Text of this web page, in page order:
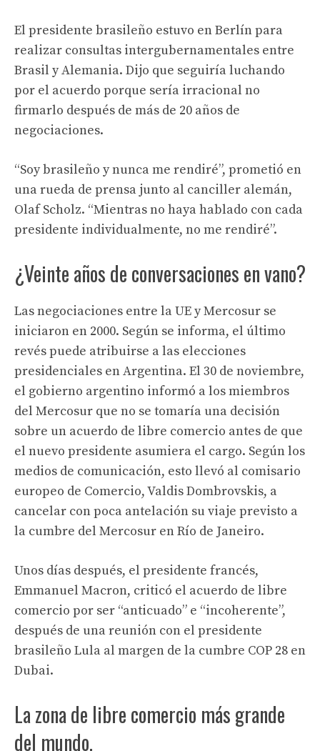
El presidente brasileño estuvo en Berlín para
realizar consultas intergubernamentales entre
Brasil y Alemania. Dijo que seguiría luchando
por el acuerdo porque sería irracional no
firmarlo después de más de 20 años de
negociaciones.
“Soy brasileño y nunca me rendiré”, prometió en
una rueda de prensa junto al canciller alemán,
Olaf Scholz. “Mientras no haya hablado con cada
presidente individualmente, no me rendiré”.
¿Veinte años de conversaciones en vano?
Las negociaciones entre la UE y Mercosur se
iniciaron en 2000. Según se informa, el último
revés puede atribuirse a las elecciones
presidenciales en Argentina. El 30 de noviembre,
el gobierno argentino informó a los miembros
del Mercosur que no se tomaría una decisión
sobre un acuerdo de libre comercio antes de que
el nuevo presidente asumiera el cargo. Según los
medios de comunicación, esto llevó al comisario
europeo de Comercio, Valdis Dombrovskis, a
cancelar con poca antelación su viaje previsto a
la cumbre del Mercosur en Río de Janeiro.
Unos días después, el presidente francés,
Emmanuel Macron, criticó el acuerdo de libre
comercio por ser “anticuado” e “incoherente”,
después de una reunión con el presidente
brasileño Lula al margen de la cumbre COP 28 en
Dubai.
La zona de libre comercio más grande
del mundo.